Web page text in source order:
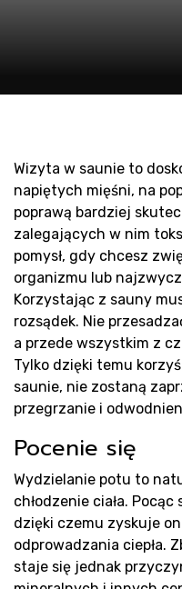
Wizyta w saunie to
napiętych mięśni, na
poprawą bardziej
zalegających w nim
pomysł, gdy chcesz
organizmu lub
Korzystając z sauny
rozsądek. Nie
a przede wszystkim z
Tylko dzięki temu
saunie, nie zostaną
przegrzanie i
Pocenie się
Wydzielanie potu to
chłodzenie ciała.
dzięki czemu zyskuje
odprowadzania ciepła.
staje się jednak